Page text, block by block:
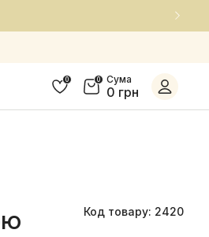
0 0 Сума
0 грн
Код товару: 2420